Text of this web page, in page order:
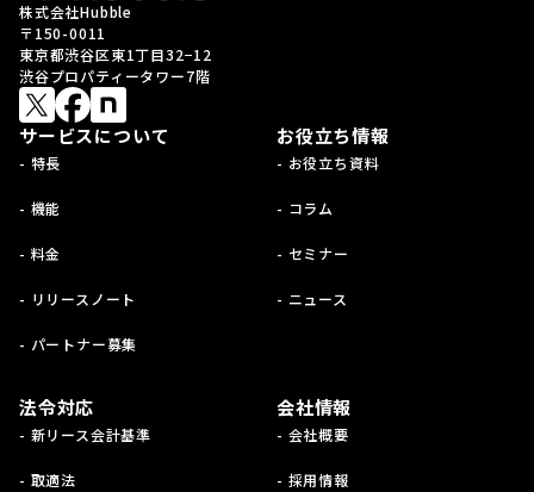
株式会社Hubble
〒150-0011
東京都渋谷区東1丁目32−12
渋谷プロパティータワー7階
サービスについて
- 特長
- 機能
- 料金
- リリースノート
- パートナー募集
お役立ち情報
- お役立ち資料
- コラム
- セミナー
- ニュース
法令対応
- 新リース会計基準
- 取適法
会社情報
- 会社概要
- 採用情報